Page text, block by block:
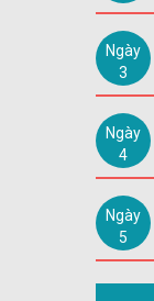
Ngày
3
Ngày
4
Ngày
5